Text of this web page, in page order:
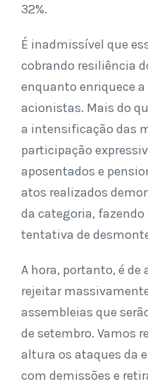
32%.
É inadmissível que
cobrando resiliência
enquanto enriquece
acionistas. Mais do
a intensificação das
participação
aposentados e
atos realizados
da categoria, fazendo
tentativa de
A hora, portanto, é de
rejeitar
assembleias que
de setembro. Vamos
altura os ataques da
com demissões e